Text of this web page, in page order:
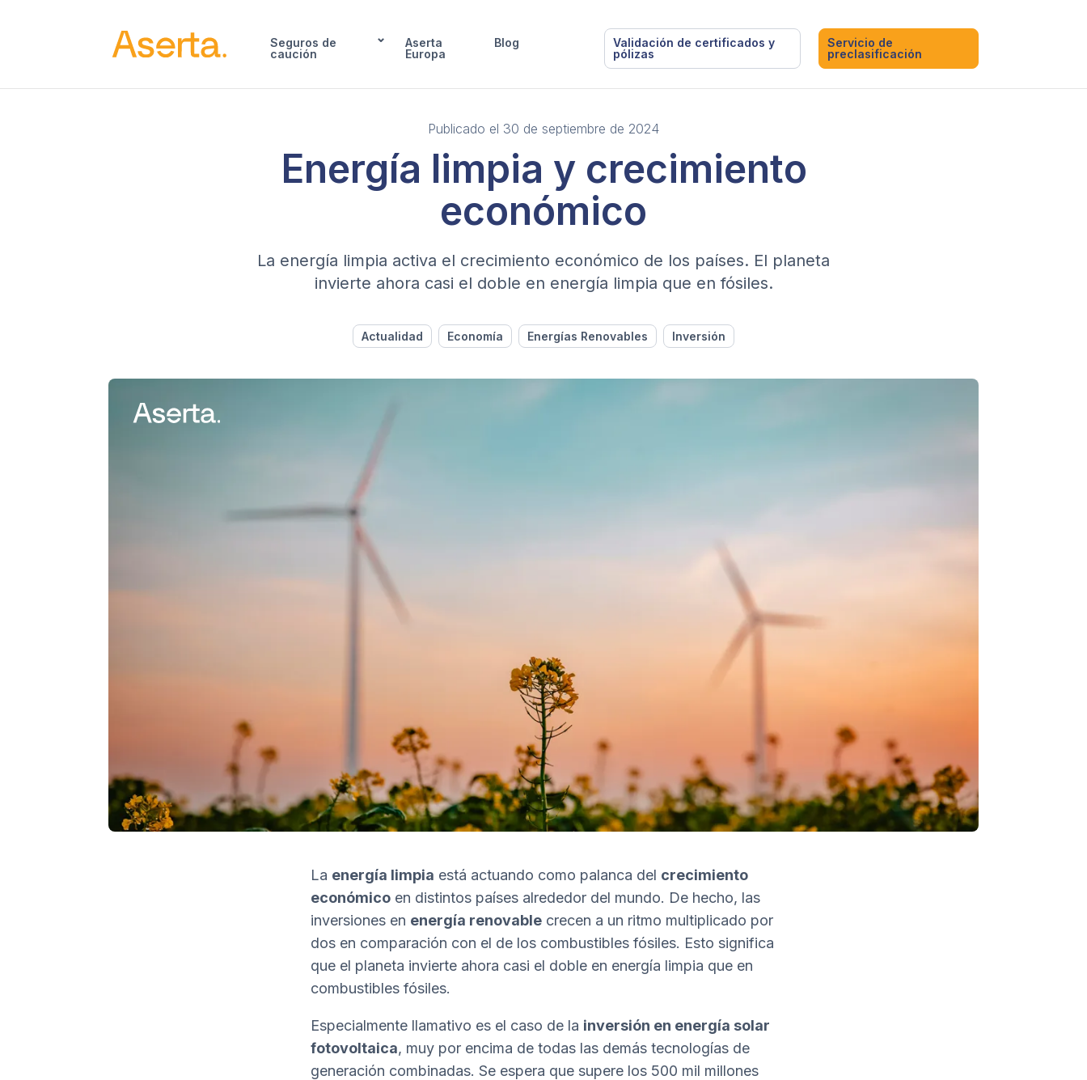
Seguros de
caución
Aserta
Europa
Blog
Validación de certificados y
pólizas
Servicio de
preclasificación
Publicado el 30 de septiembre de 2024
Energía limpia y crecimiento
económico
La energía limpia activa el crecimiento económico de los países. El planeta
invierte ahora casi el doble en energía limpia que en fósiles.
Actualidad Economía Energías Renovables Inversión
La energía limpia está actuando como palanca del crecimiento
económico en distintos países alrededor del mundo. De hecho, las
inversiones en energía renovable crecen a un ritmo multiplicado por
dos en comparación con el de los combustibles fósiles. Esto significa
que el planeta invierte ahora casi el doble en energía limpia que en
combustibles fósiles.
Especialmente llamativo es el caso de la inversión en energía solar
fotovoltaica, muy por encima de todas las demás tecnologías de
generación combinadas. Se espera que supere los 500 mil millones